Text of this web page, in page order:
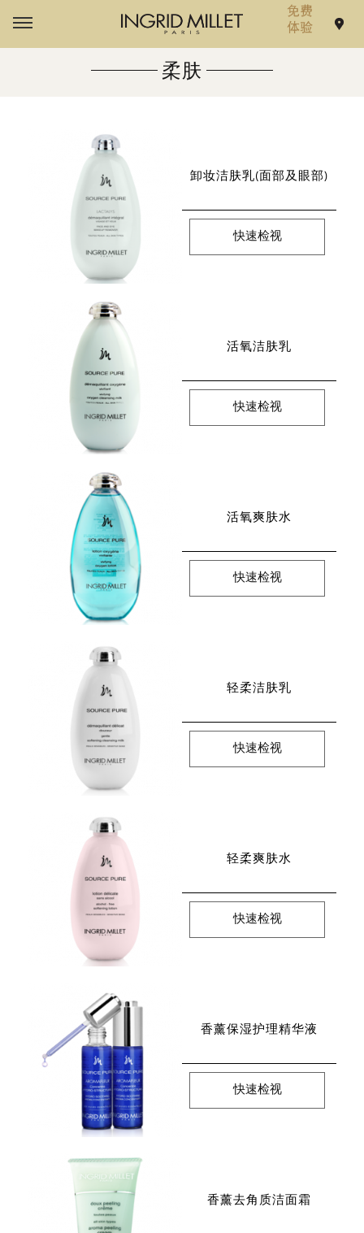
柔肤
卸妆洁肤乳(面部及眼部)
快速检视
活氧洁肤乳
快速检视
活氧爽肤水
快速检视
轻柔洁肤乳
快速检视
轻柔爽肤水
快速检视
香薰保湿护理精华液
快速检视
香薰去角质洁面霜